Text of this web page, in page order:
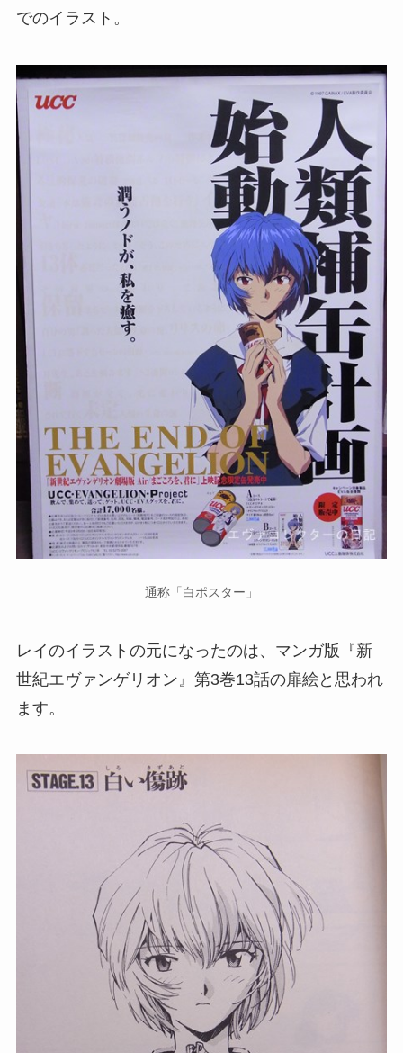
でのイラスト。
通称「白ポスター」
レイのイラストの元になったのは、マンガ版『新
世紀エヴァンゲリオン』第3巻13話の扉絵と思われ
ます。